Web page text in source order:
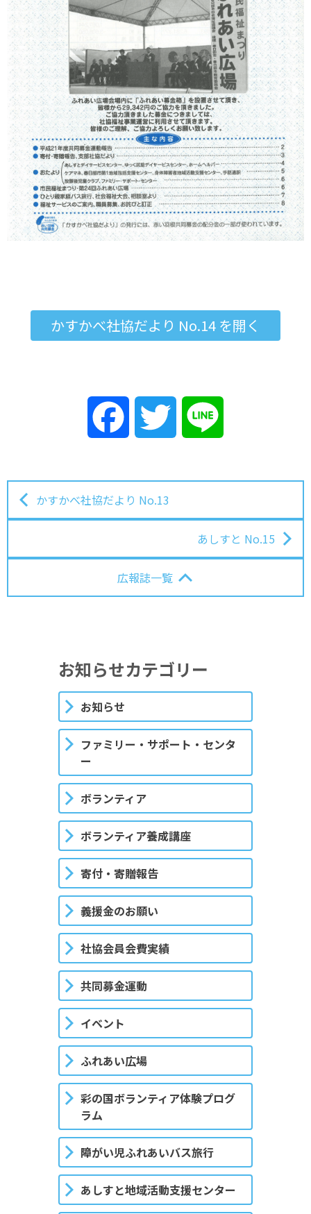
かすかべ社協だより No.14 を開く
Facebook Twitter
投稿ナビゲーション
かすかべ社協だより No.13
あしすと No.15
広報誌一覧
お知らせカテゴリー
お知らせ
ファミリー・サポート・センタ
ー
ボランティア
ボランティア養成講座
寄付・寄贈報告
義援金のお願い
社協会員会費実績
共同募金運動
イベント
ふれあい広場
彩の国ボランティア体験プログ
ラム
障がい児ふれあいバス旅行
あしすと地域活動支援センター